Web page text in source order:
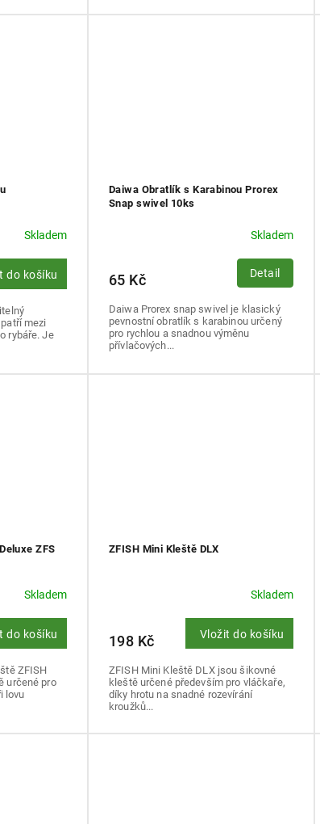
Skladem
do košíku
mezi
rybáře. Je
Daiwa Obratlík s Karabinou Prorex
Snap swivel 10ks
Skladem
65 Kč Detail
Daiwa Prorex snap swivel je klasický
pevnostní obratlík s karabinou určený
pro rychlou a snadnou výměnu
přívlačových...
ZFS
Skladem
do košíku
ZFISH
určené pro
lovu
ZFISH Mini Kleště DLX
Skladem
198 Kč Vložit do košíku
ZFISH Mini Kleště DLX jsou šikovné
kleště určené především pro vláčkaře,
díky hrotu na snadné rozevírání
kroužků...